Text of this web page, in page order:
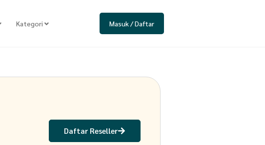
Kategori Masuk / Daftar
Daftar Reseller